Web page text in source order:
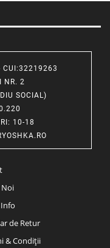
CUI:32219263
NR. 2
SOCIAL)
10-18
Noi
de Retur
& Condiții